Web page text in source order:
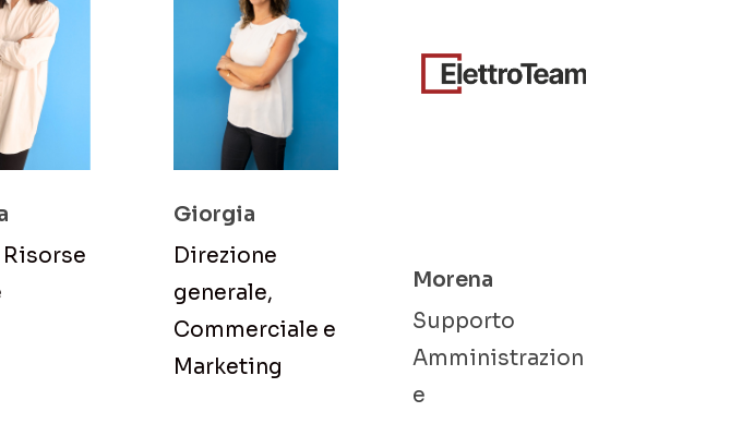
Giorgia
Direzione
generale,
Commerciale e
Marketing
Morena
Supporto
Amministrazion
e